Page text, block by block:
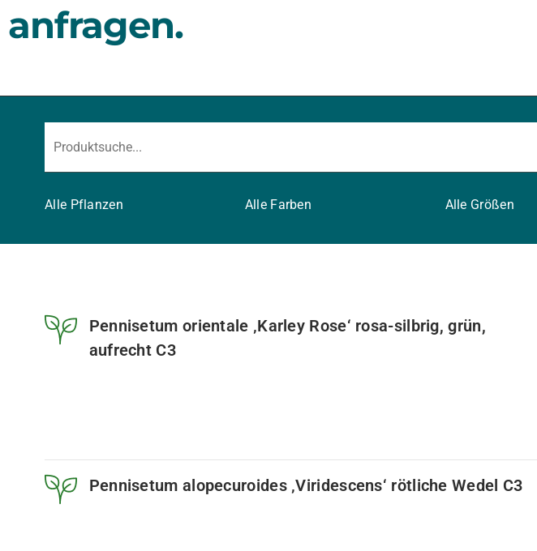
anfragen.
Alle Pflanzen Alle Farben Alle Größen
Pennisetum orientale ‚Karley Rose‘ rosa-silbrig, grün,
aufrecht C3
Pennisetum alopecuroides ‚Viridescens‘ rötliche Wedel C3